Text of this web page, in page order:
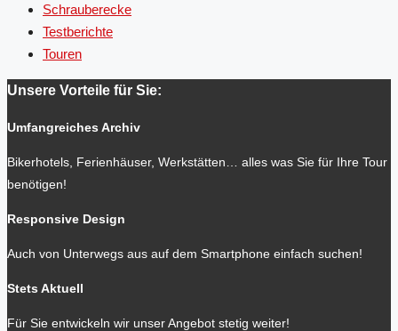
Schrauberecke
Testberichte
Touren
Unsere Vorteile für Sie:
Umfangreiches Archiv
Bikerhotels, Ferienhäuser, Werkstätten… alles was Sie für Ihre Tour
benötigen!
Responsive Design
Auch von Unterwegs aus auf dem Smartphone einfach suchen!
Stets Aktuell
Für Sie entwickeln wir unser Angebot stetig weiter!